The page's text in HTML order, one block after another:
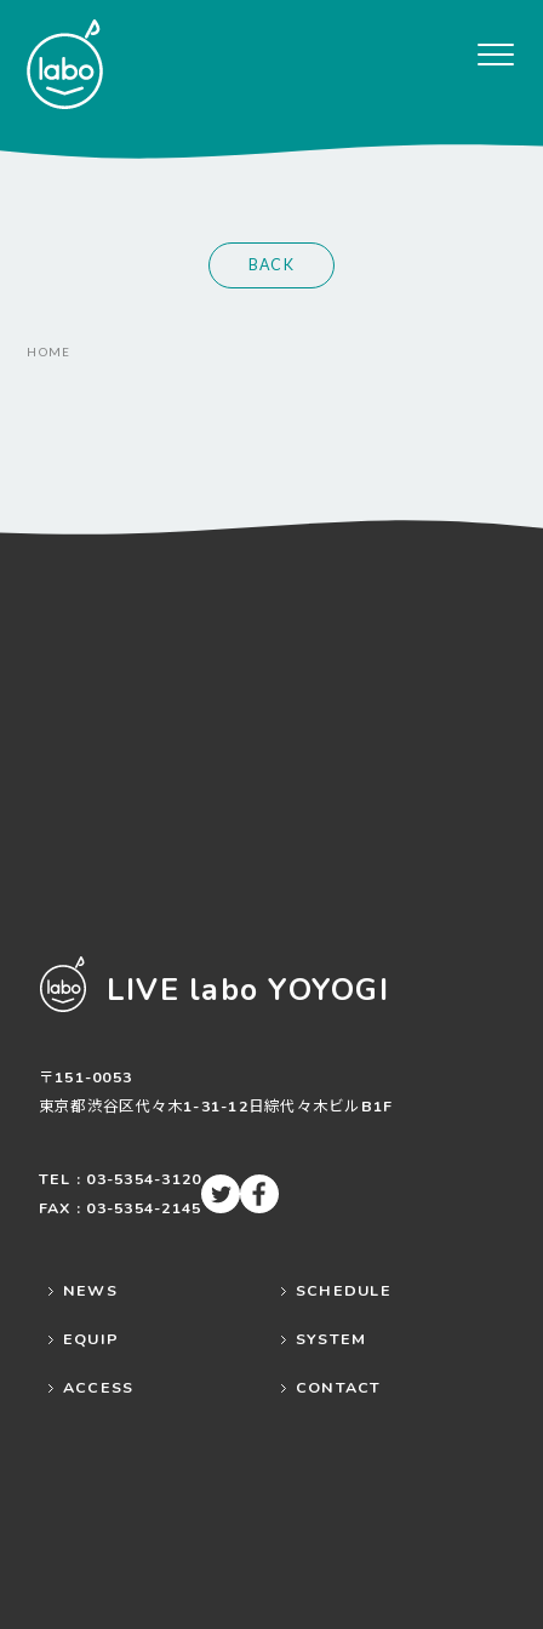
BACK
HOME
LIVE labo YOYOGI
〒151-0053
東京都渋谷区代々木1-31-12日綜代々木ビルB1F
TEL : 03-5354-3120
FAX : 03-5354-2145
NEWS SCHEDULE
EQUIP SYSTEM
ACCESS CONTACT